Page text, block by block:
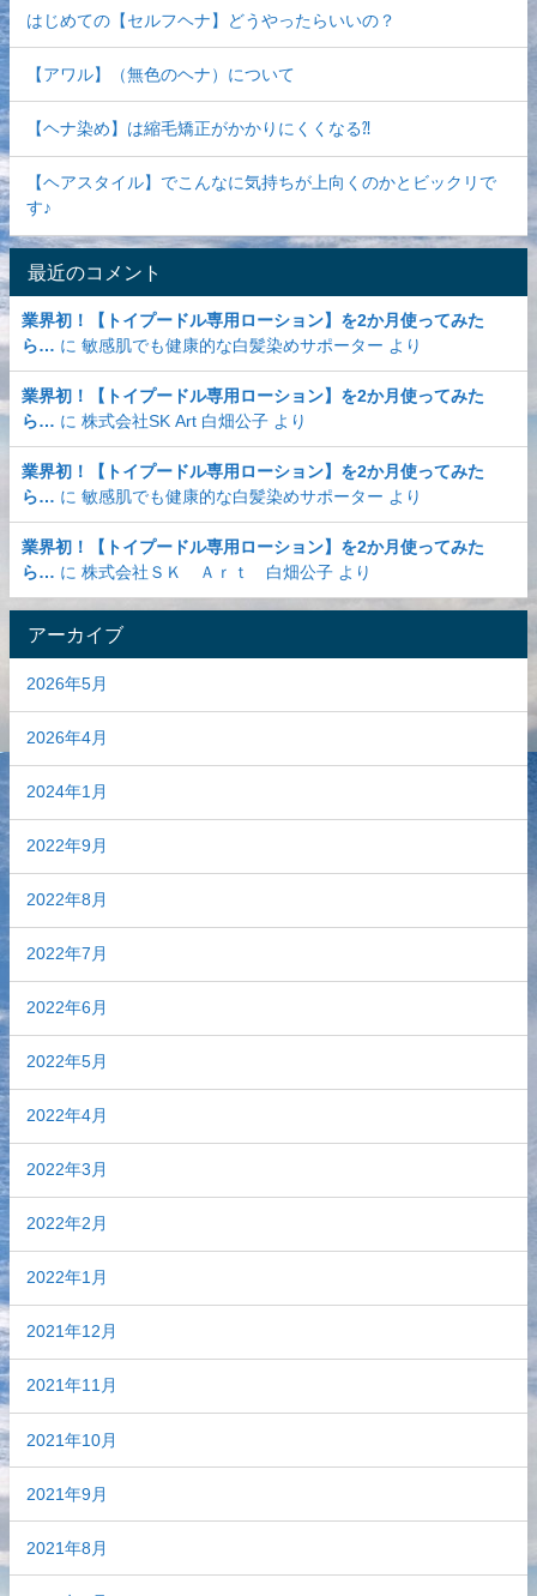
はじめての【セルフヘナ】どうやったらいいの？
【アワル】（無色のヘナ）について
【ヘナ染め】は縮毛矯正がかかりにくくなる⁈
【ヘアスタイル】でこんなに気持ちが上向くのかとビックリで
す♪
最近のコメント
業界初！【トイプードル専用ローション】を2か月使ってみた
ら…
に 敏感肌でも健康的な白髪染めサポーター より
業界初！【トイプードル専用ローション】を2か月使ってみた
ら…
に 株式会社SK Art 白畑公子 より
業界初！【トイプードル専用ローション】を2か月使ってみた
ら…
に 敏感肌でも健康的な白髪染めサポーター より
業界初！【トイプードル専用ローション】を2か月使ってみた
ら…
に 株式会社ＳＫ Ａｒｔ 白畑公子 より
アーカイブ
2026年5月
2026年4月
2024年1月
2022年9月
2022年8月
2022年7月
2022年6月
2022年5月
2022年4月
2022年3月
2022年2月
2022年1月
2021年12月
2021年11月
2021年10月
2021年9月
2021年8月